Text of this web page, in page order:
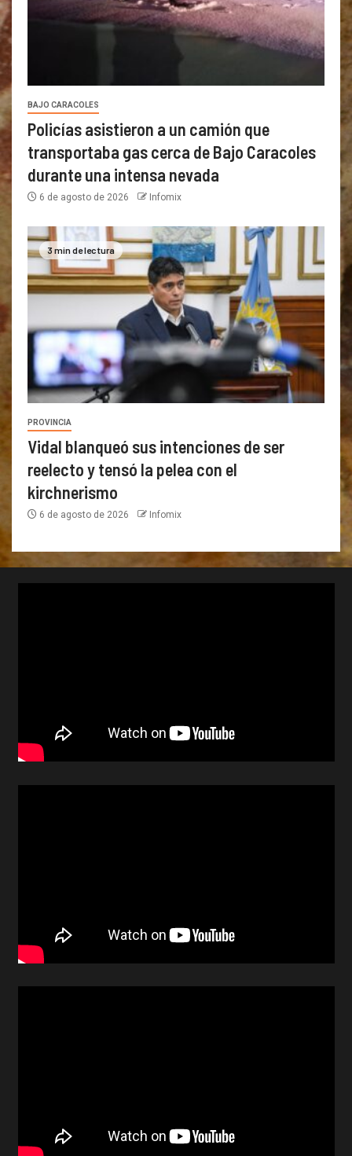
BAJO CARACOLES
Policías asistieron a un camión que
transportaba gas cerca de Bajo Caracoles
durante una intensa nevada
6 de agosto de 2026 Infomix
3 min de lectura
PROVINCIA
Vidal blanqueó sus intenciones de ser
reelecto y tensó la pelea con el
kirchnerismo
6 de agosto de 2026 Infomix